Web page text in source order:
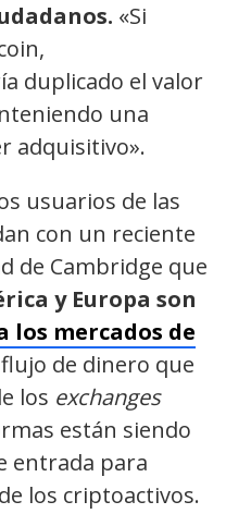
«Si
duplicado el valor
una
adquisitivo».
usuarios de las
con un reciente
de Cambridge que
y Europa son
los mercados de
de dinero que
los exchanges
están siendo
entrada para
los criptoactivos.